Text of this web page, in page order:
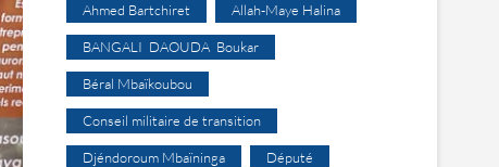
Ahmed Bartchiret Allah-Maye Halina
BANGALI DAOUDA Boukar
Béral Mbaïkoubou
Conseil militaire de transition
Djéndoroum Mbaïninga Député